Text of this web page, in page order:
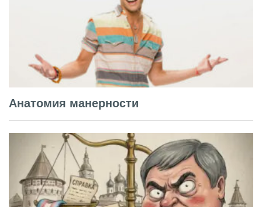
Анатомия манерности